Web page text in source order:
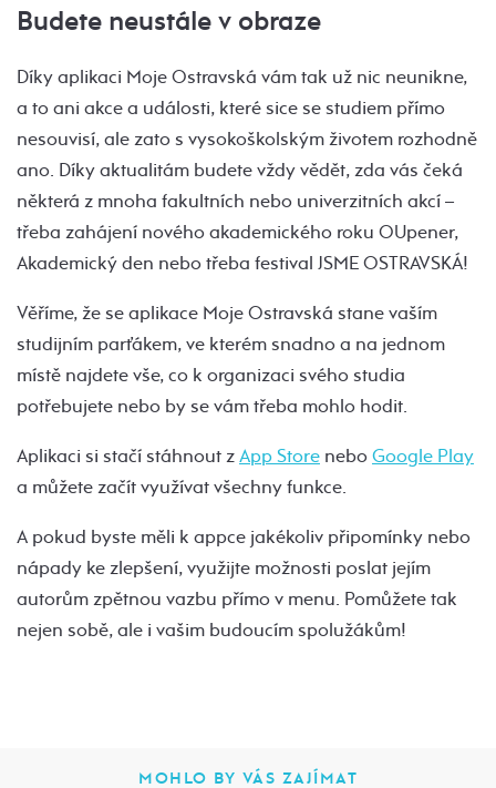
Budete neustále v obraze
Díky aplikaci Moje Ostravská vám tak už nic neunikne,
a to ani akce a události, které sice se studiem přímo
nesouvisí, ale zato s vysokoškolským životem rozhodně
ano. Díky aktualitám budete vždy vědět, zda vás čeká
některá z mnoha fakultních nebo univerzitních akcí –
třeba zahájení nového akademického roku OUpener,
Akademický den nebo třeba festival JSME OSTRAVSKÁ!
Věříme, že se aplikace Moje Ostravská stane vaším
studijním parťákem, ve kterém snadno a na jednom
místě najdete vše, co k organizaci svého studia
potřebujete nebo by se vám třeba mohlo hodit.
Aplikaci si stačí stáhnout zApp Store neboGoogle Play
a můžete začít využívat všechny funkce.
A pokud byste měli k appce jakékoliv připomínky nebo
nápady ke zlepšení, využijte možnosti poslat jejím
autorům zpětnou vazbu přímo v menu. Pomůžete tak
nejen sobě, ale i vašim budoucím spolužákům!
MOHLO BY VÁS ZAJÍMAT